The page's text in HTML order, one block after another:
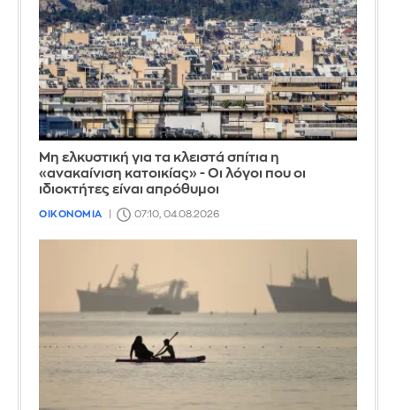
Μη ελκυστική για τα κλειστά σπίτια η
«ανακαίνιση κατοικίας» - Οι λόγοι που οι
ιδιοκτήτες είναι απρόθυμοι
ΟΙΚΟΝΟΜΙΑ 07:10, 04.08.2026